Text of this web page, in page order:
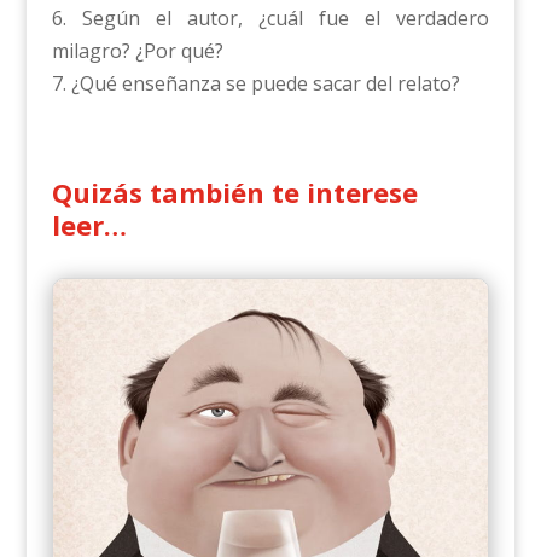
6. Según el autor, ¿cuál fue el verdadero
milagro? ¿Por qué?
7. ¿Qué enseñanza se puede sacar del relato?
Quizás también te interese
leer…